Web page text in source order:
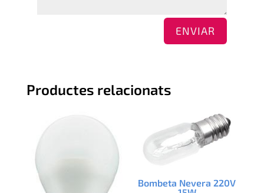
ENVIAR
Productes relacionats
Bombeta Nevera 220V